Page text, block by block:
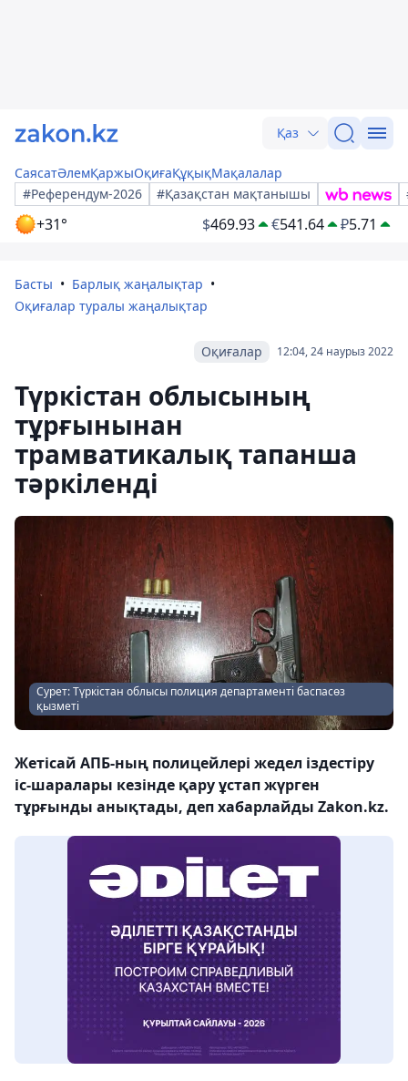
Қаз
СаясатӘлемҚаржыОқиғаҚұқықМақалалар
#Референдум-2026
#Қазақстан мақтанышы
+31° $469.93 €541.64 ₽5.71
Басты
Барлық жаңалықтар
Оқиғалар туралы жаңалықтар
12:04, 24 наурыз 2022
Оқиғалар
Түркістан облысының
тұрғынынан
трамватикалық тапанша
тәркіленді
Сурет: Түркістан облысы полиция департаменті баспасөз
қызметі
Жетісай АПБ-ның полицейлері жедел іздестіру
іс-шаралары кезінде қару ұстап жүрген
тұрғынды анықтады, деп хабарлайды Zakon.kz.